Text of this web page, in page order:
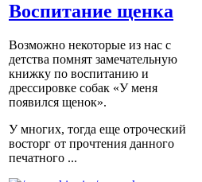
Воспитание щенка
Возможно некоторые из нас с
детства помнят замечательную
книжку по воспитанию и
дрессировке собак «У меня
появился щенок».
У многих, тогда еще отроческий
восторг от прочтения данного
печатного ...